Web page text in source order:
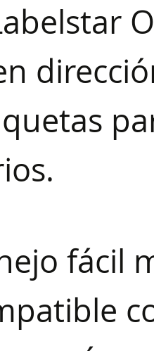
fácil